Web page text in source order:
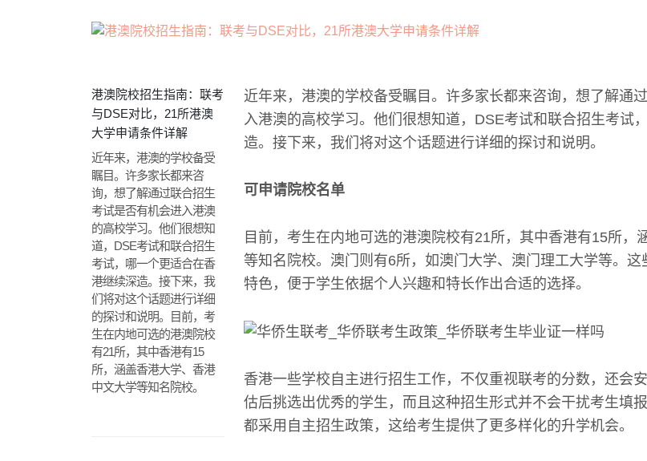
港澳院校招生指南：联考
与DSE对比，21所港澳
大学申请条件详解
近年来，港澳的学校备受
瞩目。许多家长都来咨
询，想了解通过联合招生
考试是否有机会进入港澳
的高校学习。他们很想知
道，DSE考试和联合招生
考试，哪一个更适合在香
港继续深造。接下来，我
们将对这个话题进行详细
的探讨和说明。目前，考
生在内地可选的港澳院校
有21所，其中香港有15
所，涵盖香港大学、香港
中文大学等知名院校。
近年来，港澳的学校备受瞩目。许多家长都来咨询，想了解通
入港澳的高校学习。他们很想知道，DSE考试和联合招生考试
造。接下来，我们将对这个话题进行详细的探讨和说明。
可申请院校名单
目前，考生在内地可选的港澳院校有21所，其中香港有15所，
等知名院校。澳门则有6所，如澳门大学、澳门理工大学等。
特色，便于学生依据个人兴趣和特长作出合适的选择。
香港一些学校自主进行招生工作，不仅重视联考的分数，还会
估后挑选出优秀的学生，而且这种招生形式并不会干扰考生填
都采用自主招生政策，这给考生提供了更多样化的升学机会。